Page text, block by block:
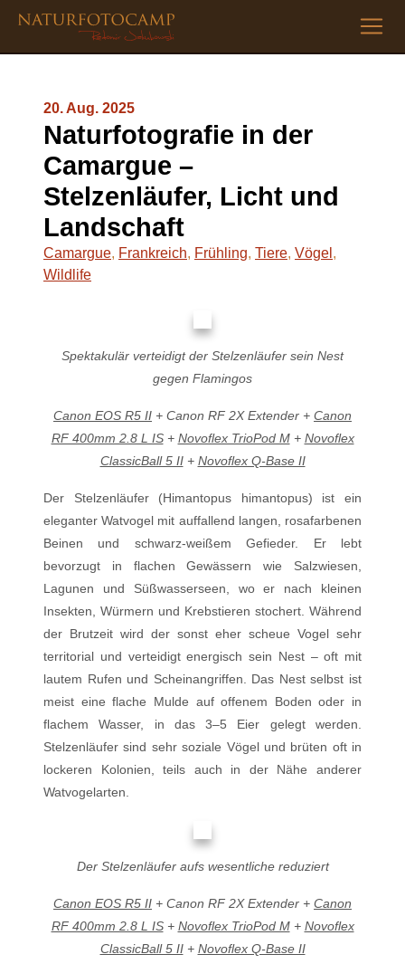
20. Aug. 2025
Naturfotografie in der
Camargue –
Stelzenläufer, Licht und
Landschaft
Camargue, Frankreich, Frühling, Tiere, Vögel ,
Wildlife
Spektakulär verteidigt der Stelzenläufer sein Nest
gegen Flamingos
Canon EOS R5 II + Canon RF 2X Extender + Canon
RF 400mm 2.8 L IS+ Novoflex TrioPod M+ Novoflex
ClassicBall 5 II+ Novoflex Q-Base II
Der Stelzenläufer (Himantopus himantopus) ist ein
eleganter Watvogel mit auffallend langen, rosafarbenen
Beinen und schwarz-weißem Gefieder. Er lebt
bevorzugt in flachen Gewässern wie Salzwiesen,
Lagunen und Süßwasserseen, wo er nach kleinen
Insekten, Würmern und Krebstieren stochert. Während
der Brutzeit wird der sonst eher scheue Vogel sehr
territorial und verteidigt energisch sein Nest – oft mit
lautem Rufen und Scheinangriffen. Das Nest selbst ist
meist eine flache Mulde auf offenem Boden oder in
flachem Wasser, in das 3–5 Eier gelegt werden.
Stelzenläufer sind sehr soziale Vögel und brüten oft in
lockeren Kolonien, teils auch in der Nähe anderer
Watvogelarten.
Der Stelzenläufer aufs wesentliche reduziert
Canon EOS R5 II + Canon RF 2X Extender + Canon
RF 400mm 2.8 L IS+ Novoflex TrioPod M+ Novoflex
ClassicBall 5 II+ Novoflex Q-Base II